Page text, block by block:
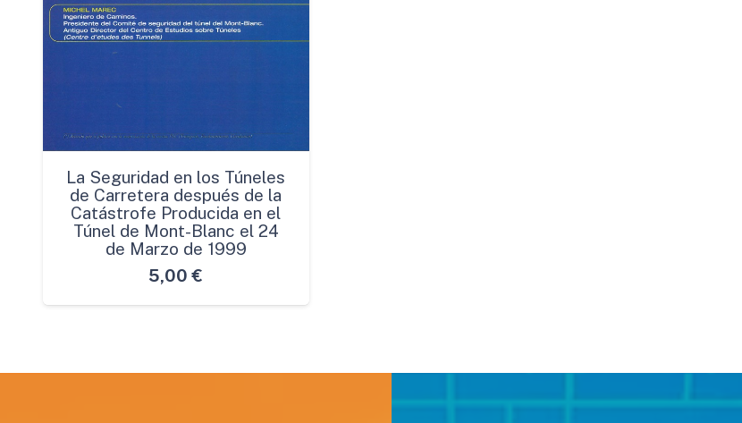
La Seguridad en los Túneles
de Carretera después de la
Catástrofe Producida en el
Túnel de Mont-Blanc el 24
de Marzo de 1999
5,00 €